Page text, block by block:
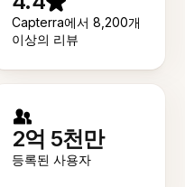
Capterra에서 8,200개
이상의 리뷰
2억 5천만
등록된 사용자